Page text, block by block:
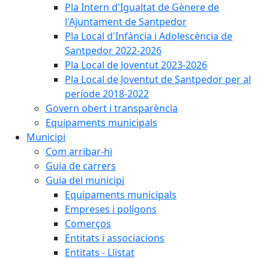
Pla Intern d'Igualtat de Gènere de
l'Ajuntament de Santpedor
Pla Local d'Infància i Adolescència de
Santpedor 2022-2026
Pla Local de Joventut 2023-2026
Pla Local de Joventut de Santpedor per al
període 2018-2022
Govern obert i transparència
Equipaments municipals
Municipi
Com arribar-hi
Guia de carrers
Guia del municipi
Equipaments municipals
Empreses i polígons
Comerços
Entitats i associacions
Entitats - Llistat